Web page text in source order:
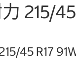
215/
45 R17